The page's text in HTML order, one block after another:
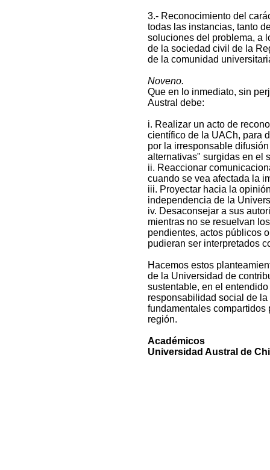
3.- Reconocimiento del
todas las instancias, tanto
soluciones del problema, a
de la sociedad civil de la
de la comunidad
Noveno.
Que en lo inmediato, sin
Austral debe:
i. Realizar un acto de
científico de la UACh, para
por la irresponsable
alternativas" surgidas en el
ii. Reaccionar
cuando se vea afectada la
iii. Proyectar hacia la
independencia de la
iv. Desaconsejar a sus
mientras no se resuelvan
pendientes, actos públicos
pudieran ser interpretados
Hacemos estos
de la Universidad de
sustentable, en el
responsabilidad social de
fundamentales
región.
Académicos
Universidad Austral de